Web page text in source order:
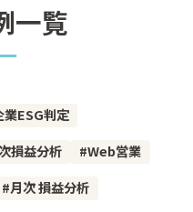
一覧
業ESG判定
損益分析
Web営業
月次 損益分析